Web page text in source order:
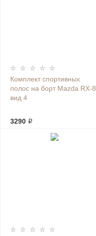
Комплект спортивных
полос на борт Mazda RX-8,
вид 4
3290 ₽